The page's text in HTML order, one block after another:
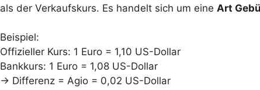
als der Verkaufskurs. Es handelt sich um eine Art
Beispiel:
Offizieller Kurs: 1 Euro = 1,10 US-Dollar
Bankkurs: 1 Euro = 1,08 US-Dollar
→ Differenz = Agio = 0,02 US-Dollar